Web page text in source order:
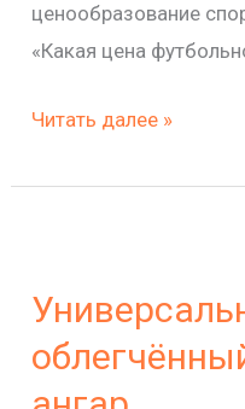
ценообразование
«Какая цена
Читать далее »
тентовый
ангар